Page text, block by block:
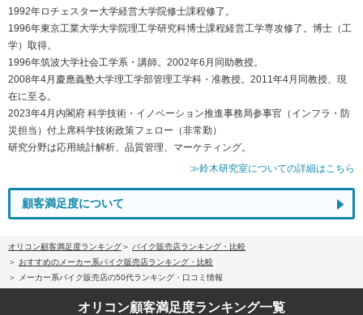
1992年ロチェスター大学経営大学院修士課程修了。
1996年東京工業大学大学院理工学研究科博士課程経営工学専攻修了。博士（工
学）取得。
1996年筑波大学社会工学系・講師。2002年6月同助教授。
2008年4月慶應義塾大学理工学部管理工学科・准教授。2011年4月同教授、現
在に至る。
2023年4月内閣府 科学技術・イノベーション推進事務局参事官（インフラ・防
災担当）付上席科学技術政策フェロー（非常勤）
研究分野は応用統計解析、品質管理、マーケティング。
≫鈴木研究室についての詳細はこちら
顧客満足度について
オリコン顧客満足度ランキング
バイク販売店ランキング・比較
おすすめのメーカー系バイク販売店ランキング・比較
メーカー系バイク販売店の50代ランキング・口コミ情報
オリコン顧客満足度ランキング一覧